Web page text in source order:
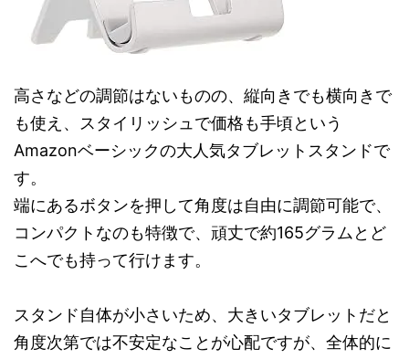
高さなどの調節はないものの、縦向きでも横向きで
も使え、スタイリッシュで価格も手頃という
Amazonベーシックの大人気タブレットスタンドで
す。
端にあるボタンを押して角度は自由に調節可能で、
コンパクトなのも特徴で、頑丈で約165グラムとど
こへでも持って行けます。
スタンド自体が小さいため、大きいタブレットだと
角度次第では不安定なことが心配ですが、全体的に